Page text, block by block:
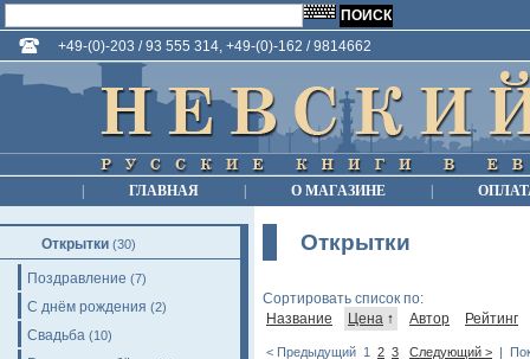
+49-(0)-203 / 93 555 314, +49-(0)-162 / 9814662
ГЛАВНАЯ О МАГАЗИНЕ
Открытки (30)
Поздравление (7)
С днём рождения (2)
Свадьба (10)
Открытки
Сортировать список по:
Название
Цена ↑ Автор Рейтинг
< Предыдущий 1 2 3 Следующий > |